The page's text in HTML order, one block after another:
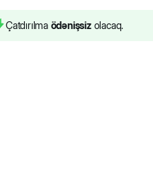
Çatdırılma ödənişsizolacaq.